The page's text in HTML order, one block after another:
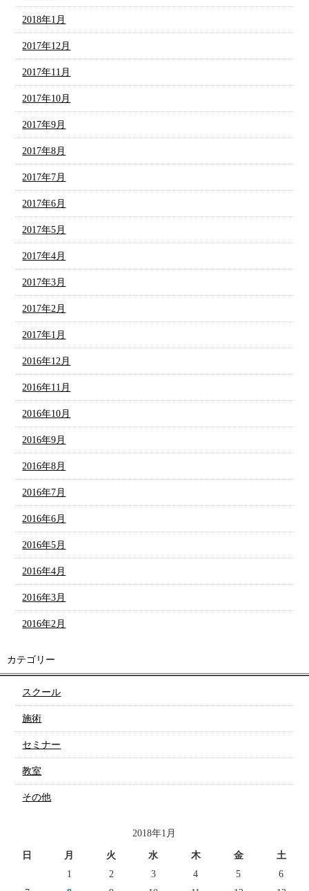
2018年1月
2017年12月
2017年11月
2017年10月
2017年9月
2017年8月
2017年7月
2017年6月
2017年5月
2017年4月
2017年3月
2017年2月
2017年1月
2016年12月
2016年11月
2016年10月
2016年9月
2016年8月
2016年7月
2016年6月
2016年5月
2016年4月
2016年3月
2016年2月
カテゴリー
スクール
施術
セミナー
教室
その他
2018年1月
日 月 火 水 木 金
土
1
2 3 4 5
6